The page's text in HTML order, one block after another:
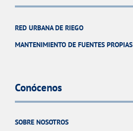
RED URBANA DE RIEGO
MANTENIMIENTO DE FUENTES PROPIAS
Conócenos
SOBRE NOSOTROS